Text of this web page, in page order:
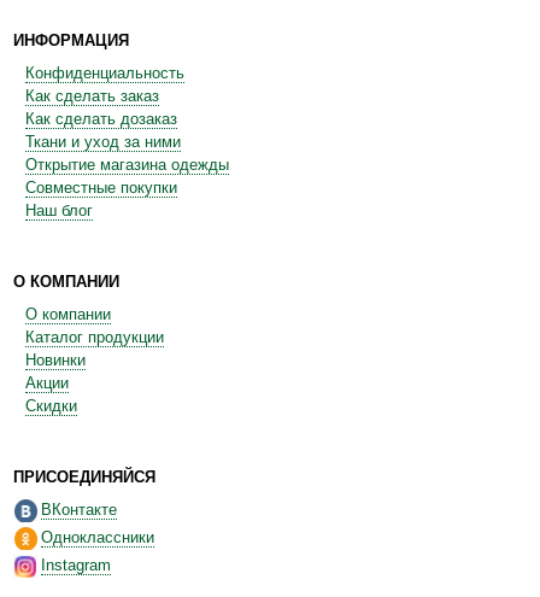
ИНФОРМАЦИЯ
Конфиденциальность
Как сделать заказ
Как сделать дозаказ
Ткани и уход за ними
Открытие магазина одежды
Совместные покупки
Наш блог
О КОМПАНИИ
О компании
Каталог продукции
Новинки
Акции
Скидки
ПРИСОЕДИНЯЙСЯ
ВКонтакте
Одноклассники
Instagram